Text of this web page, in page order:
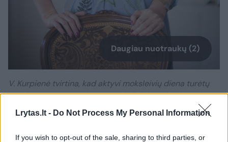
Lrytas.lt - Do Not Process My Personal Information
If you wish to opt-out of the sale, sharing to third parties, or
Daugiau nuotraukų (2)
V. Kurpienė tvirtina, kad aktyvi moksleivių diena turėtų
prasidėti nuo pusryčių, nes moksliniais tyrimais įrodyta,
kad sveiki pusryčiai veikia vaiko nuotaiką, gebėjimą
susikaupti ir net bendrauti.
Asmeninio albumo nuotr.